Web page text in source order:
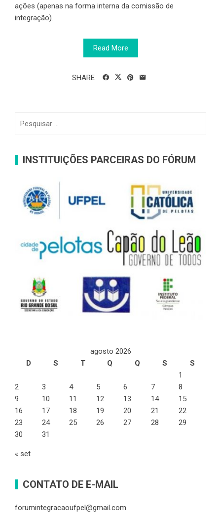
ações (apenas na forma interna da comissão de
integração).
Read More
SHARE
INSTITUIÇÕES PARCEIRAS DO FÓRUM
agosto 2026
D
S T Q Q S
S
1
2
3 4 5 6 7
8
9
10 11 12 13 14
15
16
17 18 19 20 21
22
23
24 25 26 27 28
29
30
31
« set
CONTATO DE E-MAIL
forumintegracaoufpel@gmail.com